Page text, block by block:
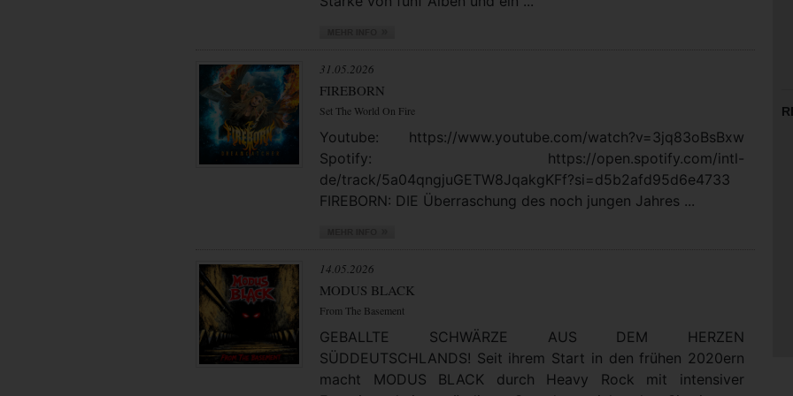
31.05.2026
FIREBORN
Set The World On Fire
Youtube: https://www.youtube.com/watch?v=3jq83oBsBxw
Spotify: https://open.spotify.com/intl-
de/track/5a04qngjuGETW8JqakgKFf?si=d5b2afd95d6e4733
FIREBORN: DIE Überraschung des noch jungen Jahres ...
14.05.2026
MODUS BLACK
From The Basement
GEBALLTE SCHWÄRZE AUS DEM HERZEN
SÜDDEUTSCHLANDS! Seit ihrem Start in den frühen 2020ern
macht MODUS BLACK durch Heavy Rock mit intensiver